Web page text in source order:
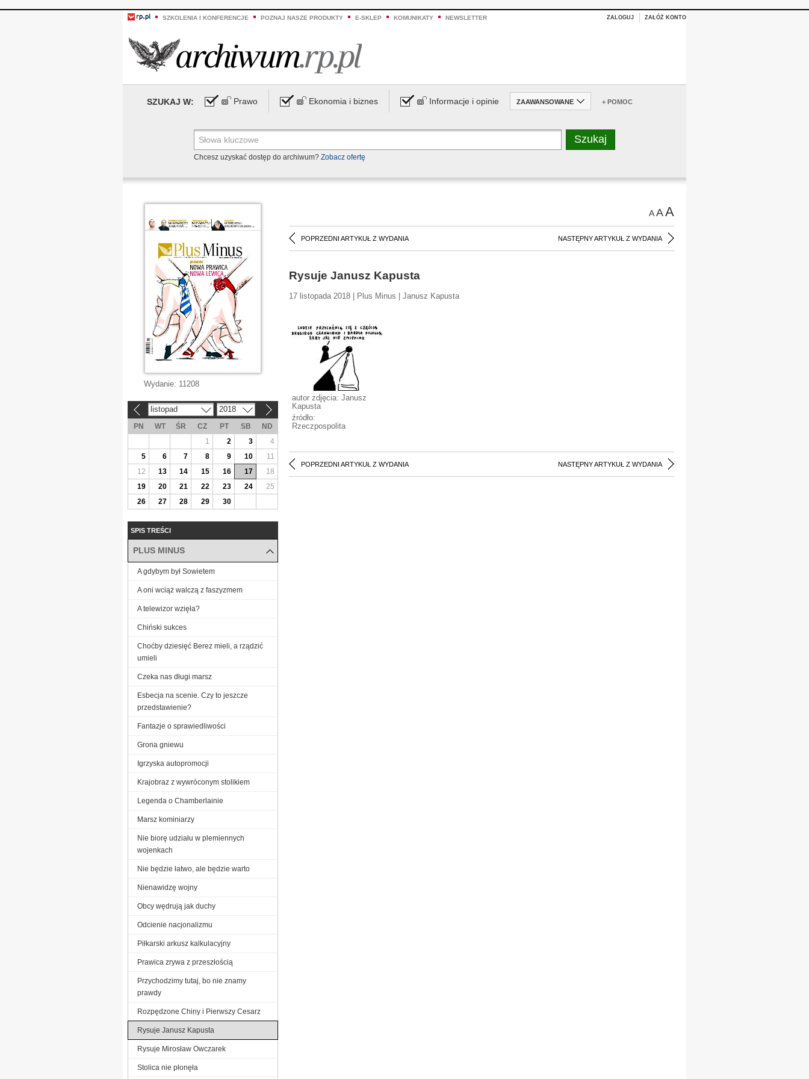
SZKOLENIA I KONFERENCJE POZNAJ NASZE PRODUKTY E-SKLEP KOMUNIKATY NEWSLETTER ZALOGUJ ZAŁÓŻ KONTO
SZUKAJ W: Prawo Ekonomia i biznes Informacje i opinie ZAAWANSOWANE + POMOC
Chcesz uzyskać dostęp do archiwum? Zobacz ofertę
AAA
POPRZEDNI ARTYKUŁ Z WYDANIA NASTĘPNY ARTYKUŁ Z WYDANIA
Rysuje Janusz Kapusta
17 listopada 2018 | Plus Minus | Janusz Kapusta
autor zdjęcia: Janusz
Kapusta
źródło:
Rzeczpospolita
POPRZEDNI ARTYKUŁ Z WYDANIA NASTĘPNY ARTYKUŁ Z WYDANIA
Wydanie: 11208
listopad 2018
PN WT ŚR CZ PT SB
ND
1
2 3
4
5
6 7 8 9 10
11
12
13 14 15 16 17
18
19
20 21 22 23 24
25
26
27 28 29 30
SPIS TREŚCI
PLUS MINUS
A gdybym był Sowietem
A oni wciąż walczą z faszyzmem
A telewizor wzięła?
Chiński sukces
Choćby dziesięć Berez mieli, a rządzić
umieli
Czeka nas długi marsz
Esbecja na scenie. Czy to jeszcze
przedstawienie?
Fantazje o sprawiedliwości
Grona gniewu
Igrzyska autopromocji
Krajobraz z wywróconym stolikiem
Legenda o Chamberlainie
Marsz kominiarzy
Nie biorę udziału w plemiennych
wojenkach
Nie będzie łatwo, ale będzie warto
Nienawidzę wojny
Obcy wędrują jak duchy
Odcienie nacjonalizmu
Piłkarski arkusz kalkulacyjny
Prawica zrywa z przeszłością
Przychodzimy tutaj, bo nie znamy
prawdy
Rozpędzone Chiny i Pierwszy Cesarz
Rysuje Janusz Kapusta
Rysuje Mirosław Owczarek
Stolica nie płonęła